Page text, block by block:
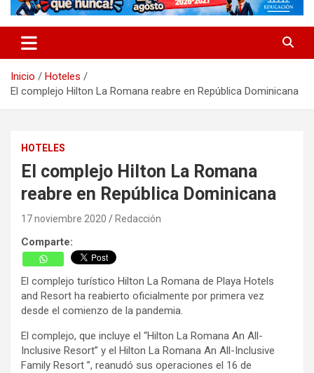
Inicio
Hoteles
El complejo Hilton La Romana reabre en República Dominicana
HOTELES
El complejo Hilton La Romana
reabre en República Dominicana
17 noviembre 2020 Redacción
Comparte:
El complejo turístico Hilton La Romana de Playa Hotels
and Resort ha reabierto oficialmente por primera vez
desde el comienzo de la pandemia.
El complejo, que incluye el “Hilton La Romana An All-
Inclusive Resort” y el Hilton La Romana An All-Inclusive
Family Resort ”, reanudó sus operaciones el 16 de